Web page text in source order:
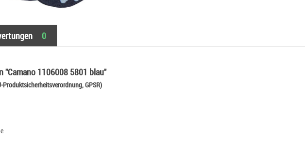
0
1106008 5801 blau"
Produktsicherheitsverordnung, GPSR)